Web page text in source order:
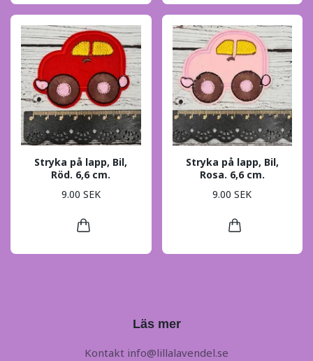
Stryka på lapp, Bil,
Röd. 6,6 cm.
9.00 SEK
Stryka på lapp, Bil,
Rosa. 6,6 cm.
9.00 SEK
Läs mer
Kontakt info@lillalavendel.se